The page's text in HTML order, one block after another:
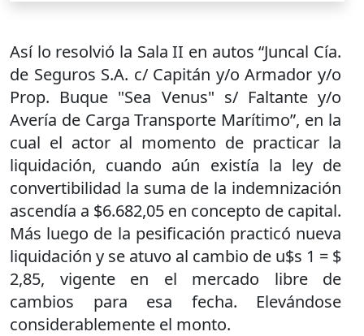
Así lo resolvió la Sala II en autos “Juncal Cía.
de Seguros S.A. c/ Capitán y/o Armador y/o
Prop. Buque "Sea Venus" s/ Faltante y/o
Avería de Carga Transporte Marítimo”, en la
cual el actor al momento de practicar la
liquidación, cuando aún existía la ley de
convertibilidad la suma de la indemnización
ascendía a $6.682,05 en concepto de capital.
Más luego de la pesificación practicó nueva
liquidación y se atuvo al cambio de u$s 1 = $
2,85, vigente en el mercado libre de
cambios para esa fecha. Elevándose
considerablemente el monto.